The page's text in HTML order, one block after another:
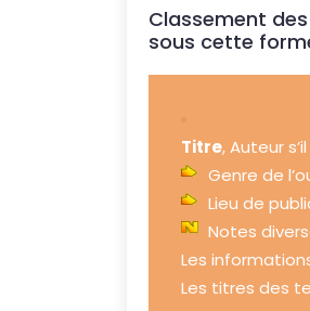
Classement
sous cette
Titre, Auteur
Genre de
Lieu de
Notes
Les
Les titres des